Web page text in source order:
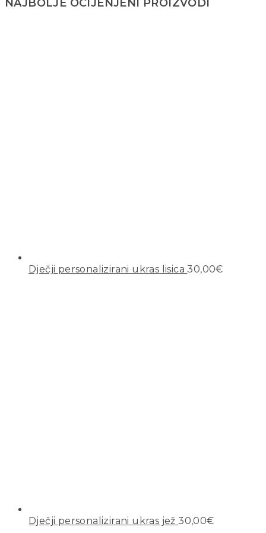
NAJBOLJE OCIJENJENI PROIZVODI
Dječji personalizirani ukras lisica 30,00€
Dječji personalizirani ukras jež 30,00€